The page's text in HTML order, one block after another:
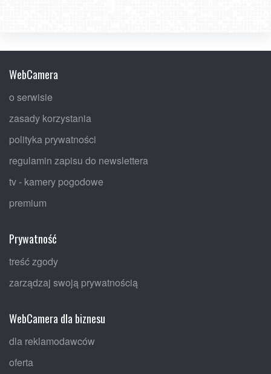
WebCamera
o serwisie
zasady korzystania
polityka prywatności
regulamin zapisu do newslettera
tv - kamery pogodowe
premium
Prywatność
treść zgody
zarządzaj swoją prywatnością
WebCamera dla biznesu
dla reklamodawców
oferta